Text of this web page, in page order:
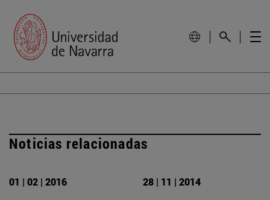
Noticias relacionadas
01 | 02 | 2016 28 | 11 | 2014